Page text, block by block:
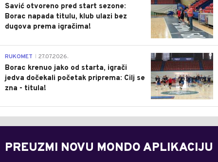
Savić otvoreno pred start sezone:
Borac napada titulu, klub ulazi bez
dugova prema igračima!
0
RUKOMET 27.07.2026.
Borac krenuo jako od starta, igrači
jedva dočekali početak priprema: Cilj se
zna - titula!
PREUZMI NOVU MONDO APLIKACIJU